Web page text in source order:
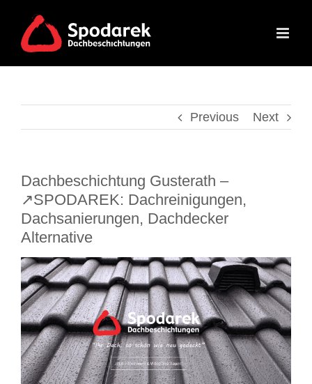
content
Previous Next
Dachbeschichtung Gusterath –
↗️SPODAREK: Dachreinigungen,
Dachsanierungen, Dachdecker
Alternative